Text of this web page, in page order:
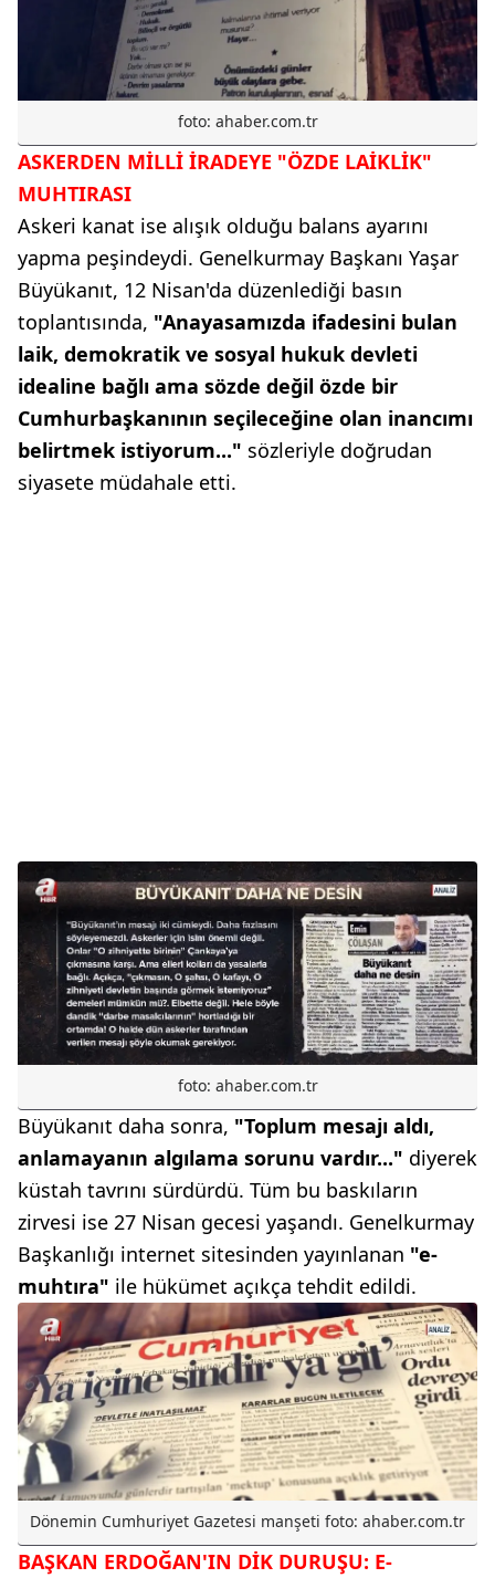
foto: ahaber.com.tr
ASKERDEN MİLLİ İRADEYE "ÖZDE LAİKLİK"
MUHTIRASI
Askeri kanat ise alışık olduğu balans ayarını
yapma peşindeydi. Genelkurmay Başkanı Yaşar
Büyükanıt, 12 Nisan'da düzenlediği basın
toplantısında, "Anayasamızda ifadesini bulan
laik, demokratik ve sosyal hukuk devleti
idealine bağlı ama sözde değil özde bir
Cumhurbaşkanının seçileceğine olan inancımı
belirtmek istiyorum..." sözleriyle doğrudan
siyasete müdahale etti.
foto: ahaber.com.tr
Büyükanıt daha sonra, "Toplum mesajı aldı,
anlamayanın algılama sorunu vardır..." diyerek
küstah tavrını sürdürdü. Tüm bu baskıların
zirvesi ise 27 Nisan gecesi yaşandı. Genelkurmay
Başkanlığı internet sitesinden yayınlanan "e-
muhtıra" ile hükümet açıkça tehdit edildi.
Dönemin Cumhuriyet Gazetesi manşeti foto: ahaber.com.tr
BAŞKAN ERDOĞAN'IN DİK DURUŞU: E-